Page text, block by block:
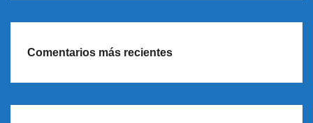
Comentarios más recientes